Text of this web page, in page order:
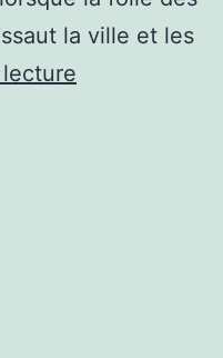
la ville et les